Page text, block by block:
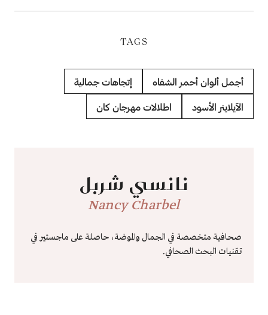
TAGS
أجمل ألوان أحمر الشفاه إتجاهات جمالية
الآيلاينر الأسود اطلالات مهرجان كان
نانسي شربل
Nancy Charbel
صحافية متخصصة في الجمال والموضة، حاصلة على ماجستير في
تقنيات البحث الصحافي.